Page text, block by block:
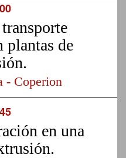
plantas de
- Coperion
en una